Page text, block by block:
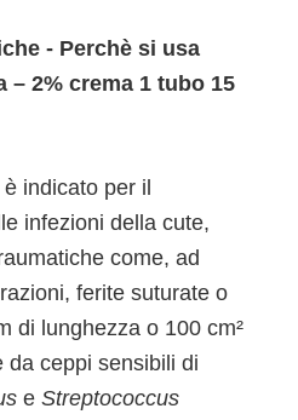
- Perchè si usa
– 2% crema 1 tubo 15
indicato per il
infezioni della cute,
come, ad
ferite suturate o
di lunghezza o 100 cm²
da ceppi sensibili di
e Streptococcus